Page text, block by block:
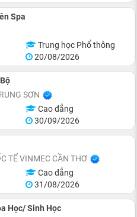
Spa
Trung học Phổ thông
20/08/2026
SƠN
Cao đẳng
30/09/2026
TẾ VINMEC CẦN THƠ
Cao đẳng
31/08/2026
Học/ Sinh Học